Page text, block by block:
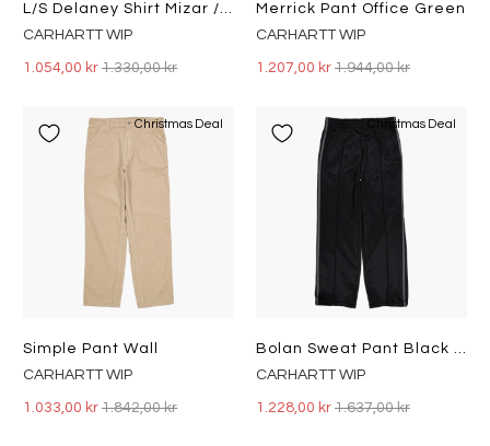
L/s Delaney Shirt Mizar / Liberica
CARHARTT WIP
1.054,00 kr1.330,00 kr
Merrick Pant Office Green
CARHARTT WIP
1.207,00 kr 1.944,00 kr
Christmas Deal
Simple Pant Wall
CARHARTT WIP
1.033,00 kr1.842,00 kr
Christmas Deal
Bolan Sweat Pant Black / Graphite
CARHARTT WIP
1.228,00 kr 1.637,00 kr